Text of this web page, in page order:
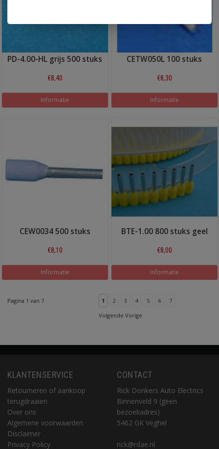
PD-4.00-HL grijs 500 stuks
€8,40
Informatie
CETW050L 100 stuks
€8,30
Informatie
CEW0034 500 stuks
€8,10
Informatie
BTE-1.00 800 stuks geel
€8,00
Informatie
Pagina 1 van 7 1 2 3 4 5 6
7
Volgende Vorige
KLANTENSERVICE
Retourneren of aankoop
terugdraaien
Over ons
Algemene voorwaarden
Disclaimer
Privacy Policy
CONTACT
Rick Donkers Auto Electrics
Binnenveld 9 (geen
bezoekadres)
5462 GK Veghel
rick@rdae.nl